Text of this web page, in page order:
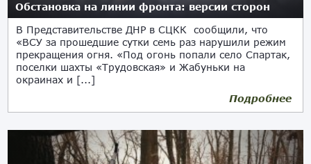
Обстановка на линии фронта: версии сторон
В Представительстве ДНР в СЦКК сообщили, что
«ВСУ за прошедшие сутки семь раз нарушили режим
прекращения огня. «Под огонь попали село Спартак,
поселки шахты «Трудовская» и Жабуньки на
окраинах и [...]
Подробнее